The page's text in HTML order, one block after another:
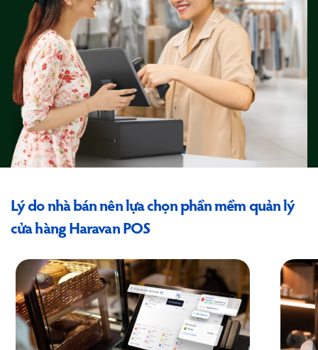
Lý do nhà bán nên lựa chọn phần mềm quản lý
cửa hàng Haravan POS